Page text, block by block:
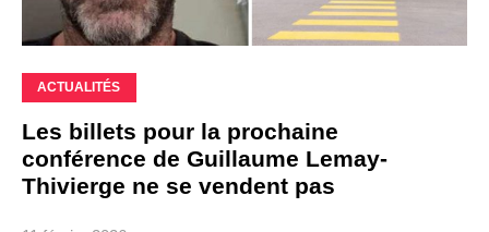
ACTUALITÉS
Les billets pour la prochaine
conférence de Guillaume Lemay-
Thivierge ne se vendent pas